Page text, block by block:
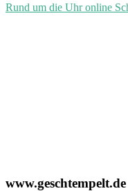
Rund um die Uhr online
www.geschtempelt.de